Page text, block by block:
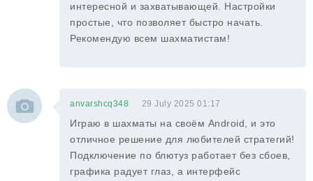
интересной и захватывающей. Настройки
простые, что позволяет быстро начать.
Рекомендую всем шахматистам!
anvarshcq348 29 July 2025 01:17
Играю в шахматы на своём Android, и это
отличное решение для любителей стратегий!
Подключение по блютуз работает без сбоев,
графика радует глаз, а интерфейс